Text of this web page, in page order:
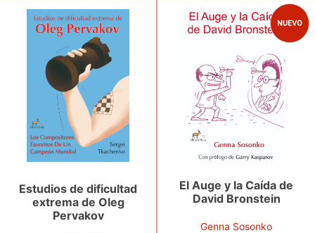
Estudios de dificultad
extrema de Oleg
Pervakov
El Auge y la Caída de
David Bronstein
Genna Sosonko